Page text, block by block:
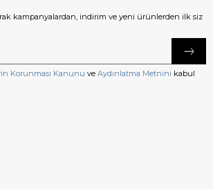
kampanyalardan, indirim ve yeni ürünlerden ilk siz
Korunması Kanunu ve Aydınlatma Metnini kabul